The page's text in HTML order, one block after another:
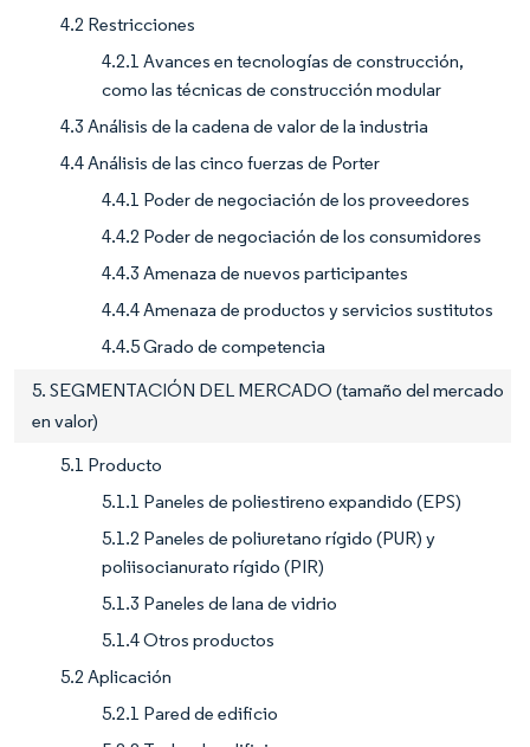
4.2 Restricciones
4.2.1 Avances en tecnologías de construcción,
como las técnicas de construcción modular
4.3 Análisis de la cadena de valor de la industria
4.4 Análisis de las cinco fuerzas de Porter
4.4.1 Poder de negociación de los proveedores
4.4.2 Poder de negociación de los consumidores
4.4.3 Amenaza de nuevos participantes
4.4.4 Amenaza de productos y servicios sustitutos
4.4.5 Grado de competencia
5. SEGMENTACIÓN DEL MERCADO (tamaño del mercado
en valor)
5.1 Producto
5.1.1 Paneles de poliestireno expandido (EPS)
5.1.2 Paneles de poliuretano rígido (PUR) y
poliisocianurato rígido (PIR)
5.1.3 Paneles de lana de vidrio
5.1.4 Otros productos
5.2 Aplicación
5.2.1 Pared de edificio